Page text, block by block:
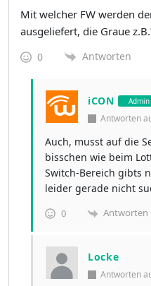
Mit welcher FW werden
ausgeliefert, die Graue
0 Antworten
iCON Admin
Antworten
Auch, musst auf die
bisschen wie beim
Switch-Bereich gibts
leider gerade nicht
0 Antworten
Locke
Antworten